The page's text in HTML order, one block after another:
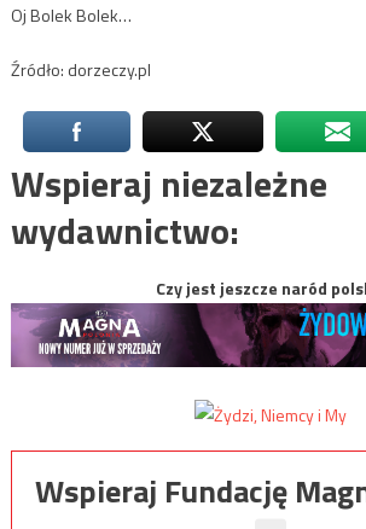
Oj Bolek Bolek…
Źródło: dorzeczy.pl
Wspieraj niezależne
wydawnictwo:
Czy jest jeszcze naród
Wspieraj Fundację